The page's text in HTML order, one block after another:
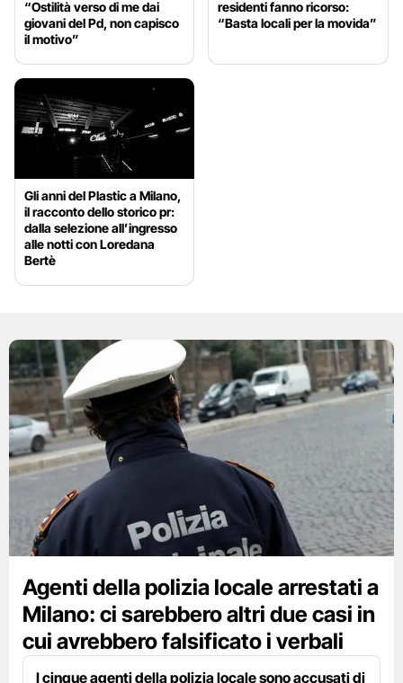
“Ostilità verso di me dai
giovani del Pd, non capisco
il motivo”
residenti fanno ricorso:
“Basta locali per la movida”
Gli anni del Plastic a Milano,
il racconto dello storico pr:
dalla selezione all’ingresso
alle notti con Loredana
Bertè
Agenti della polizia locale arrestati a
Milano: ci sarebbero altri due casi in
cui avrebbero falsificato i verbali
I cinque agenti della polizia locale sono accusati di